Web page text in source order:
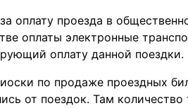
оплату проезда в
оплаты электронные
оплату данной поездки.
по продаже проездных
от поездок. Там